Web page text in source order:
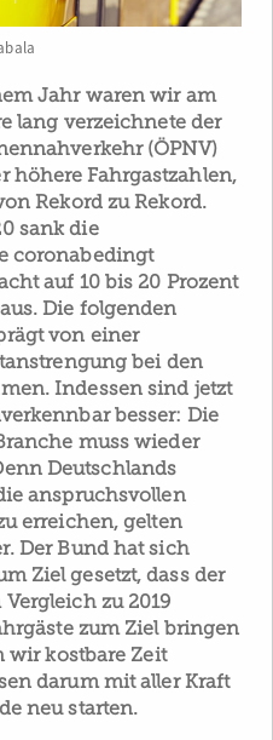
Jahr waren wir am
lang verzeichnete der
(ÖPNV)
höhere Fahrgastzahlen,
Rekord zu Rekord.
sank die
coronabedingt
auf 10 bis 20 Prozent
Die folgenden
von einer
bei den
Indessen sind jetzt
besser: Die
muss wieder
Deutschlands
anspruchsvollen
erreichen, gelten
Der Bund hat sich
Ziel gesetzt, dass der
zu 2019
zum Ziel bringen
wir kostbare Zeit
darum mit aller Kraft
neu starten.